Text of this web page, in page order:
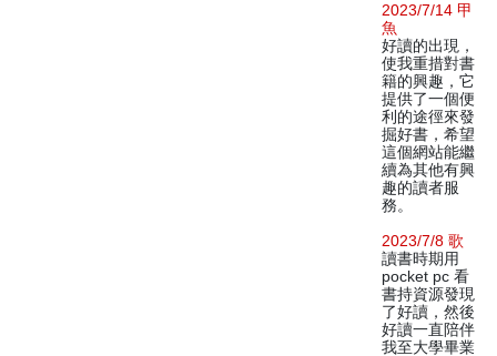
2023/7/14 甲
魚
好讀的出現，
使我重措對書
籍的興趣，它
提供了一個便
利的途徑來發
掘好書，希望
這個網站能繼
續為其他有興
趣的讀者服
務。
2023/7/8 歌
讀書時期用
pocket pc 看
書持資源發現
了好讀，然後
好讀一直陪伴
我至大學畢業